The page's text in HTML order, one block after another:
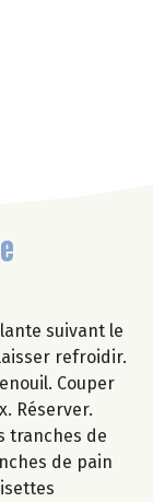
suivant le
refroidir.
Couper
Réserver.
tranches de
de pain